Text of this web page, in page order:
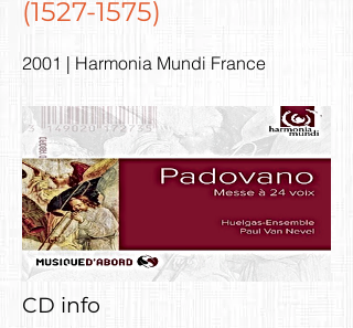
(1527-1575)
2001 | Harmonia Mundi France
CD info